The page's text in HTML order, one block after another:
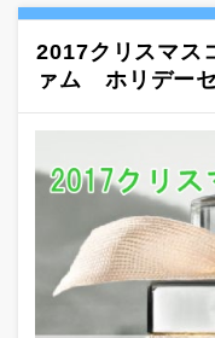
2017クリスマ
ァム ホリデー